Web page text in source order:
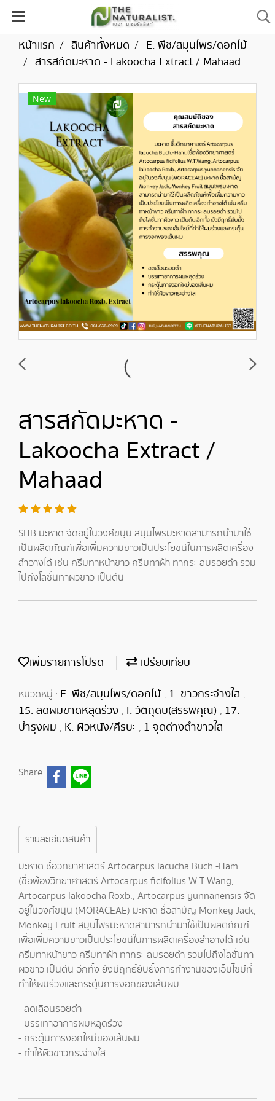
หน้าแรก สินค้าทั้งหมด
E. พืช/สมุนไพร/ดอกไม้
สารสกัดมะหาด - Lakoocha Extract / Mahaad
New
สารสกัดมะหาด -
Lakoocha Extract /
Mahaad
SHB มะหาด จัดอยู่ในวงศ์ขนุน สมุนไพรมะหาดสามารถนำมาใช้
เป็นผลิตภัณฑ์เพื่อเพิ่มความขาวเป็นประโยชน์ในการผลิตเครื่อง
สำอางได้ เช่น ครีมทาหน้าขาว ครีมทาฝ้า ทากระ ลบรอยดำ รวม
ไปถึงโลชั่นทาผิวขาว เป็นต้น
เพิ่มรายการโปรด เปรียบเทียบ
หมวดหมู่ : E. พืช/สมุนไพร/ดอกไม้ , 1. ขาวกระจ่างใส ,
15. ลดผมขาดหลุดร่วง , I. วัตถุดิบ(สรรพคุณ) , 17.
บำรุงผม , K. ผิวหนัง/ศีรษะ , 1 จุดด่างดำขาวใส
Share
รายละเอียดสินค้า
มะหาด ชื่อวิทยาศาสตร์ Artocarpus lacucha Buch.-Ham.
(ชื่อพ้องวิทยาศาสตร์ Artocarpus ficifolius W.T.Wang,
Artocarpus lakoocha Roxb., Artocarpus yunnanensis จัด
อยู่ในวงศ์ขนุน (MORACEAE) มะหาด ชื่อสามัญ Monkey Jack,
Monkey Fruit สมุนไพรมะหาดสามารถนำมาใช้เป็นผลิตภัณฑ์
เพื่อเพิ่มความขาวเป็นประโยชน์ในการผลิตเครื่องสำอางได้ เช่น
ครีมทาหน้าขาว ครีมทาฝ้า ทากระ ลบรอยดำ รวมไปถึงโลชั่นทา
ผิวขาว เป็นต้น อีกทั้ง ยังมีฤทธิ์ยับยั้งการทำงานของเอ็มไซม์ที่
ทำให้ผมร่วงและกระตุ้นการงอกของเส้นผม
- ลดเลือนรอยดำ
- บรรเทาอาการผมหลุดร่วง
- กระตุ้นการงอกใหม่ของเส้นผม
- ทำให้ผิวขาวกระจ่างใส